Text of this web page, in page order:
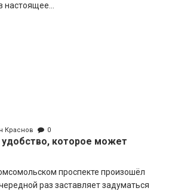
настоящее...
Краснов 0
которое может
проспекте произошёл
раз заставляет задуматься